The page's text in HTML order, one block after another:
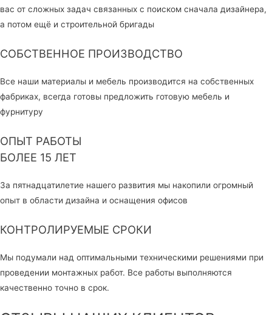
вас от сложных задач связанных с поиском сначала дизайнера,
а потом ещё и строительной бригады
СОБСТВЕННОЕ ПРОИЗВОДСТВО
Все наши материалы и мебель производится на собственных
фабриках, всегда готовы предложить готовую мебель и
фурнитуру
ОПЫТ РАБОТЫ
БОЛЕЕ 15 ЛЕТ
За пятнадцатилетие нашего развития мы накопили огромный
опыт в области дизайна и оснащения офисов
КОНТРОЛИРУЕМЫЕ СРОКИ
Мы подумали над оптимальными техническими решениями при
проведении монтажных работ. Все работы выполняются
качественно точно в срок.